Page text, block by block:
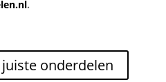
.
onderdelen